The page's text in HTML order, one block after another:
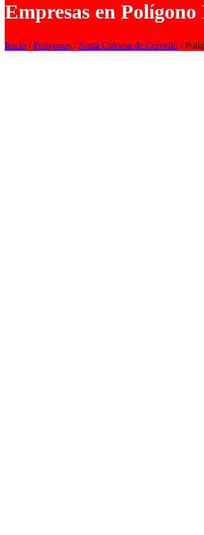
Empresas en
Inicio /Polígonos / Santa Coloma de Cervelló /